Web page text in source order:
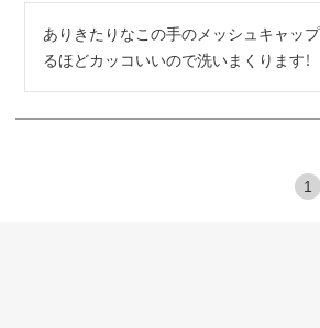
ありきたりなこの手のメッシュキャッ
るほどカッコいいので洗いまくります！
1